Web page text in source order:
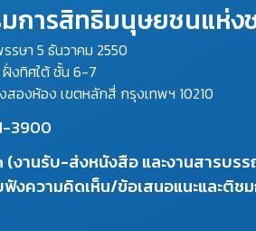
การสิทธิมนุษยชนแห่ง
รษา 5 ธันวาคม 2550
ฝั่งทิศใต้ ชั้น 6-7
องห้อง เขตหลักสี่ กรุงเทพฯ 10210
3900
(งานรับ-ส่งหนังสือ และงานสารบร
งความคิดเห็น/ข้อเสนอแนะและติชม